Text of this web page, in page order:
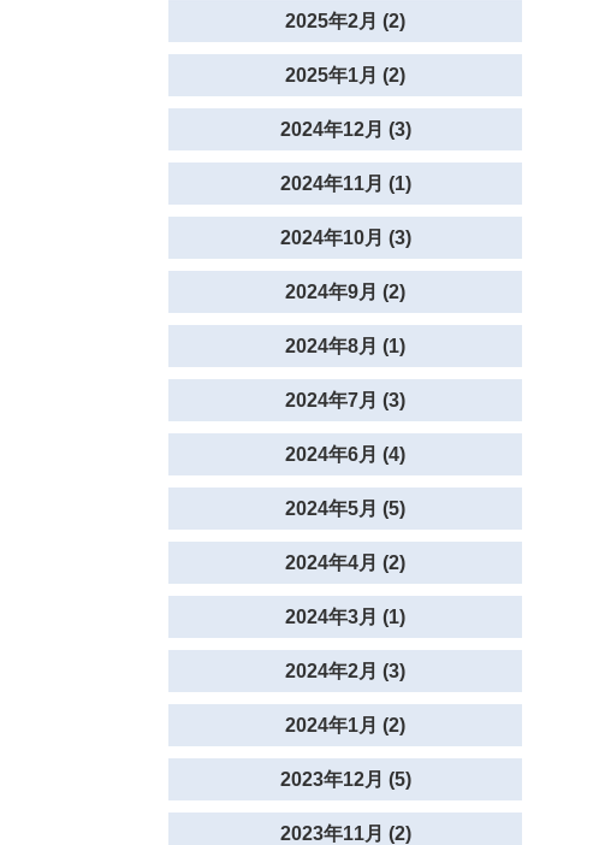
2025年2月 (2)
2025年1月 (2)
2024年12月 (3)
2024年11月 (1)
2024年10月 (3)
2024年9月 (2)
2024年8月 (1)
2024年7月 (3)
2024年6月 (4)
2024年5月 (5)
2024年4月 (2)
2024年3月 (1)
2024年2月 (3)
2024年1月 (2)
2023年12月 (5)
2023年11月 (2)